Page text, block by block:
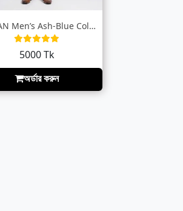
LUBNAN Men’s Ash-Blue Color Slim Fit Pre...
5000 Tk
অর্ডার করুন